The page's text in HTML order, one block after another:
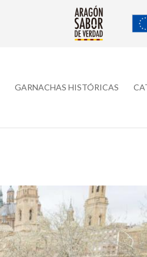
GARNACHAS HISTÓRICAS